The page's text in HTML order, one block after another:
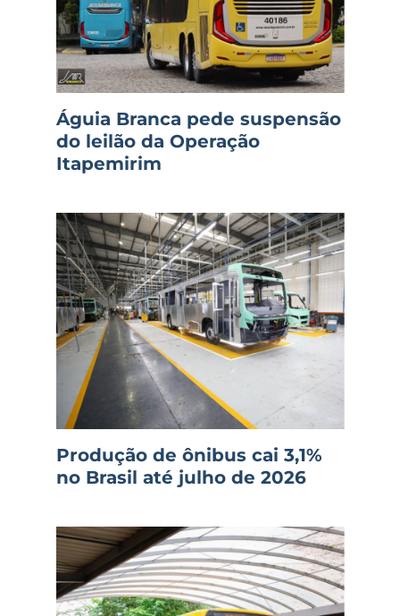
Águia Branca pede suspensão
do leilão da Operação
Itapemirim
Produção de ônibus cai 3,1%
no Brasil até julho de 2026